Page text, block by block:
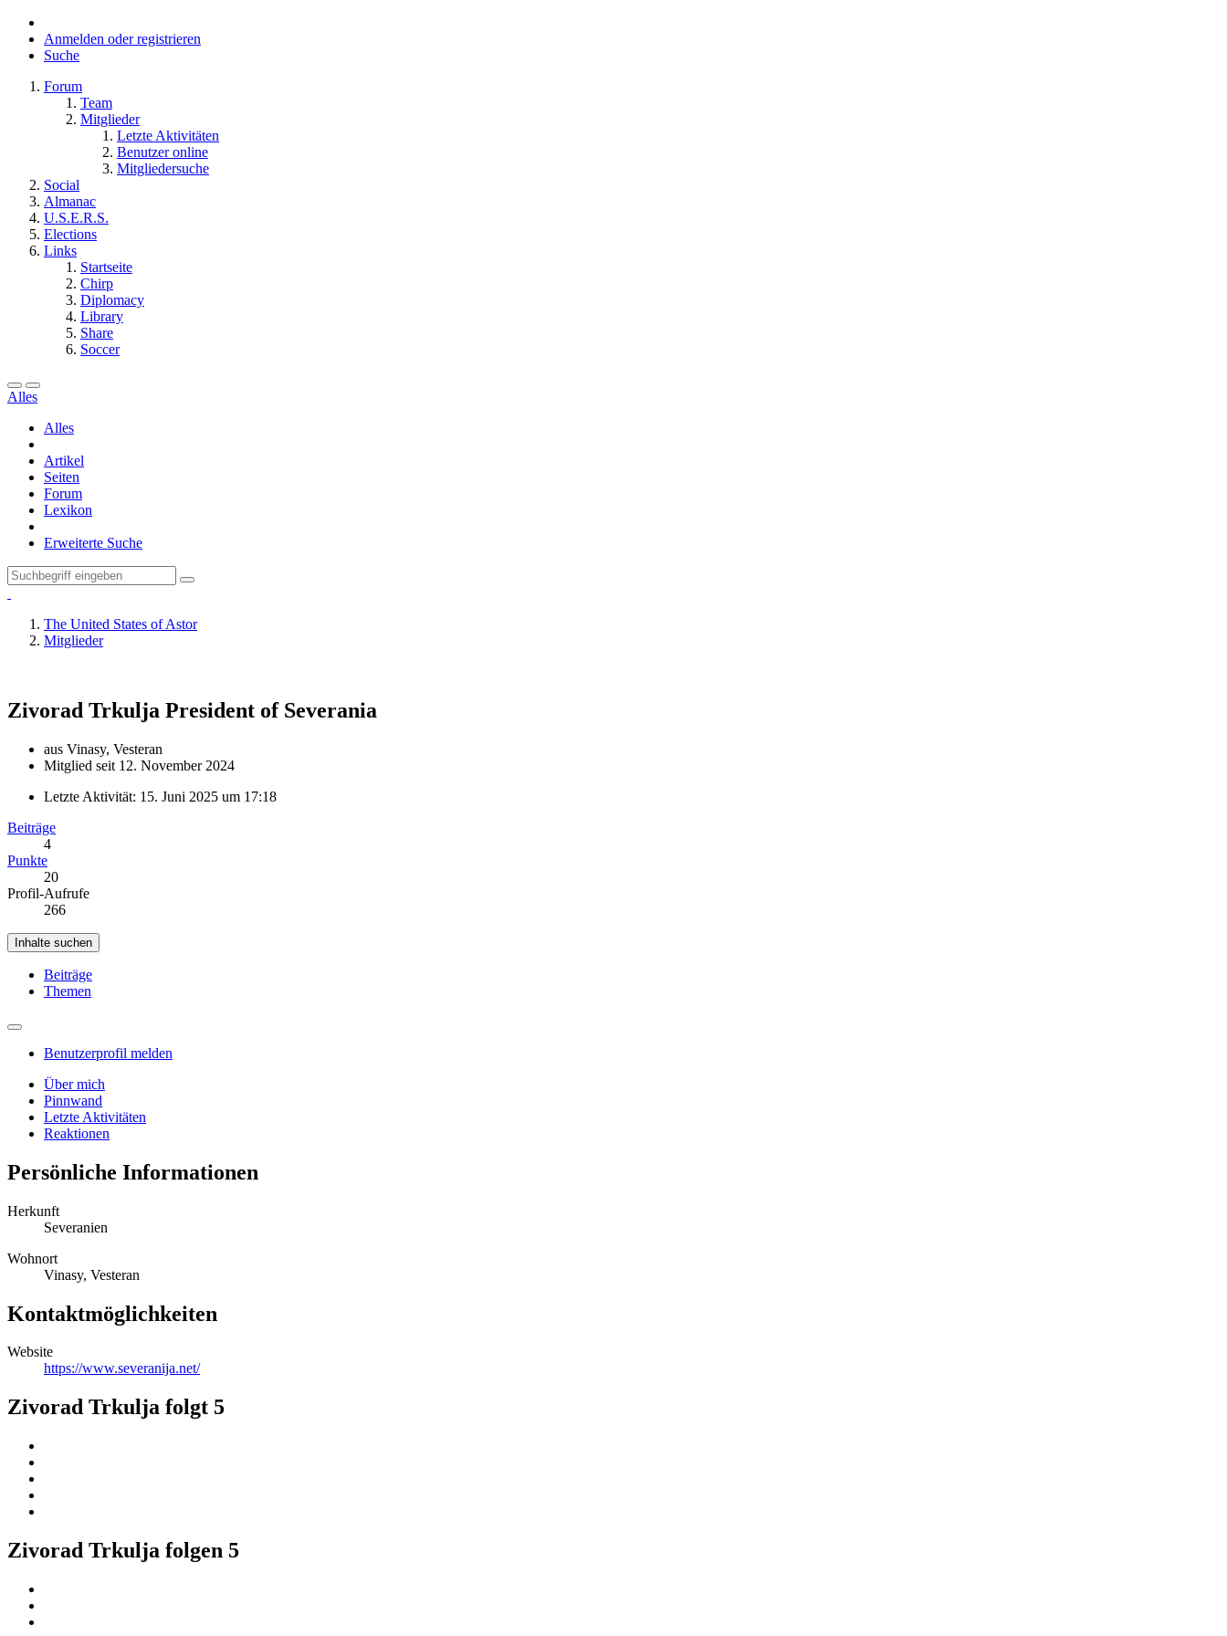
Anmelden oder registrieren
Suche
Forum
Team
Mitglieder
Letzte Aktivitäten
Benutzer online
Mitgliedersuche
Social
Almanac
U.S.E.R.S.
Elections
Links
Startseite
Chirp
Diplomacy
Library
Share
Soccer
Alles
Alles
Artikel
Seiten
Forum
Lexikon
Erweiterte Suche
The United States of Astor
Mitglieder
Zivorad Trkulja President of Severania
aus Vinasy, Vesteran
Mitglied seit 12. November 2024
Letzte Aktivität: 15. Juni 2025 um 17:18
Beiträge
4
Punkte
20
Profil-Aufrufe
266
Inhalte suchen
Beiträge
Themen
Benutzerprofil melden
Über mich
Pinnwand
Letzte Aktivitäten
Reaktionen
Persönliche Informationen
Herkunft
Severanien
Wohnort
Vinasy, Vesteran
Kontaktmöglichkeiten
Website
https://www.severanija.net/
Zivorad Trkulja folgt 5
Zivorad Trkulja folgen 5